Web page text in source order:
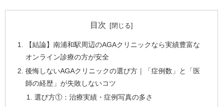
目次
【結論】南浦和駅周辺のAGAクリニックなら実績豊富な
オンライン診療の方が安全
後悔しないAGAクリニックの選び方｜「症例数」と「医
師の経歴」が失敗しないコツ
選び方①：治療実績・症例写真の多さ